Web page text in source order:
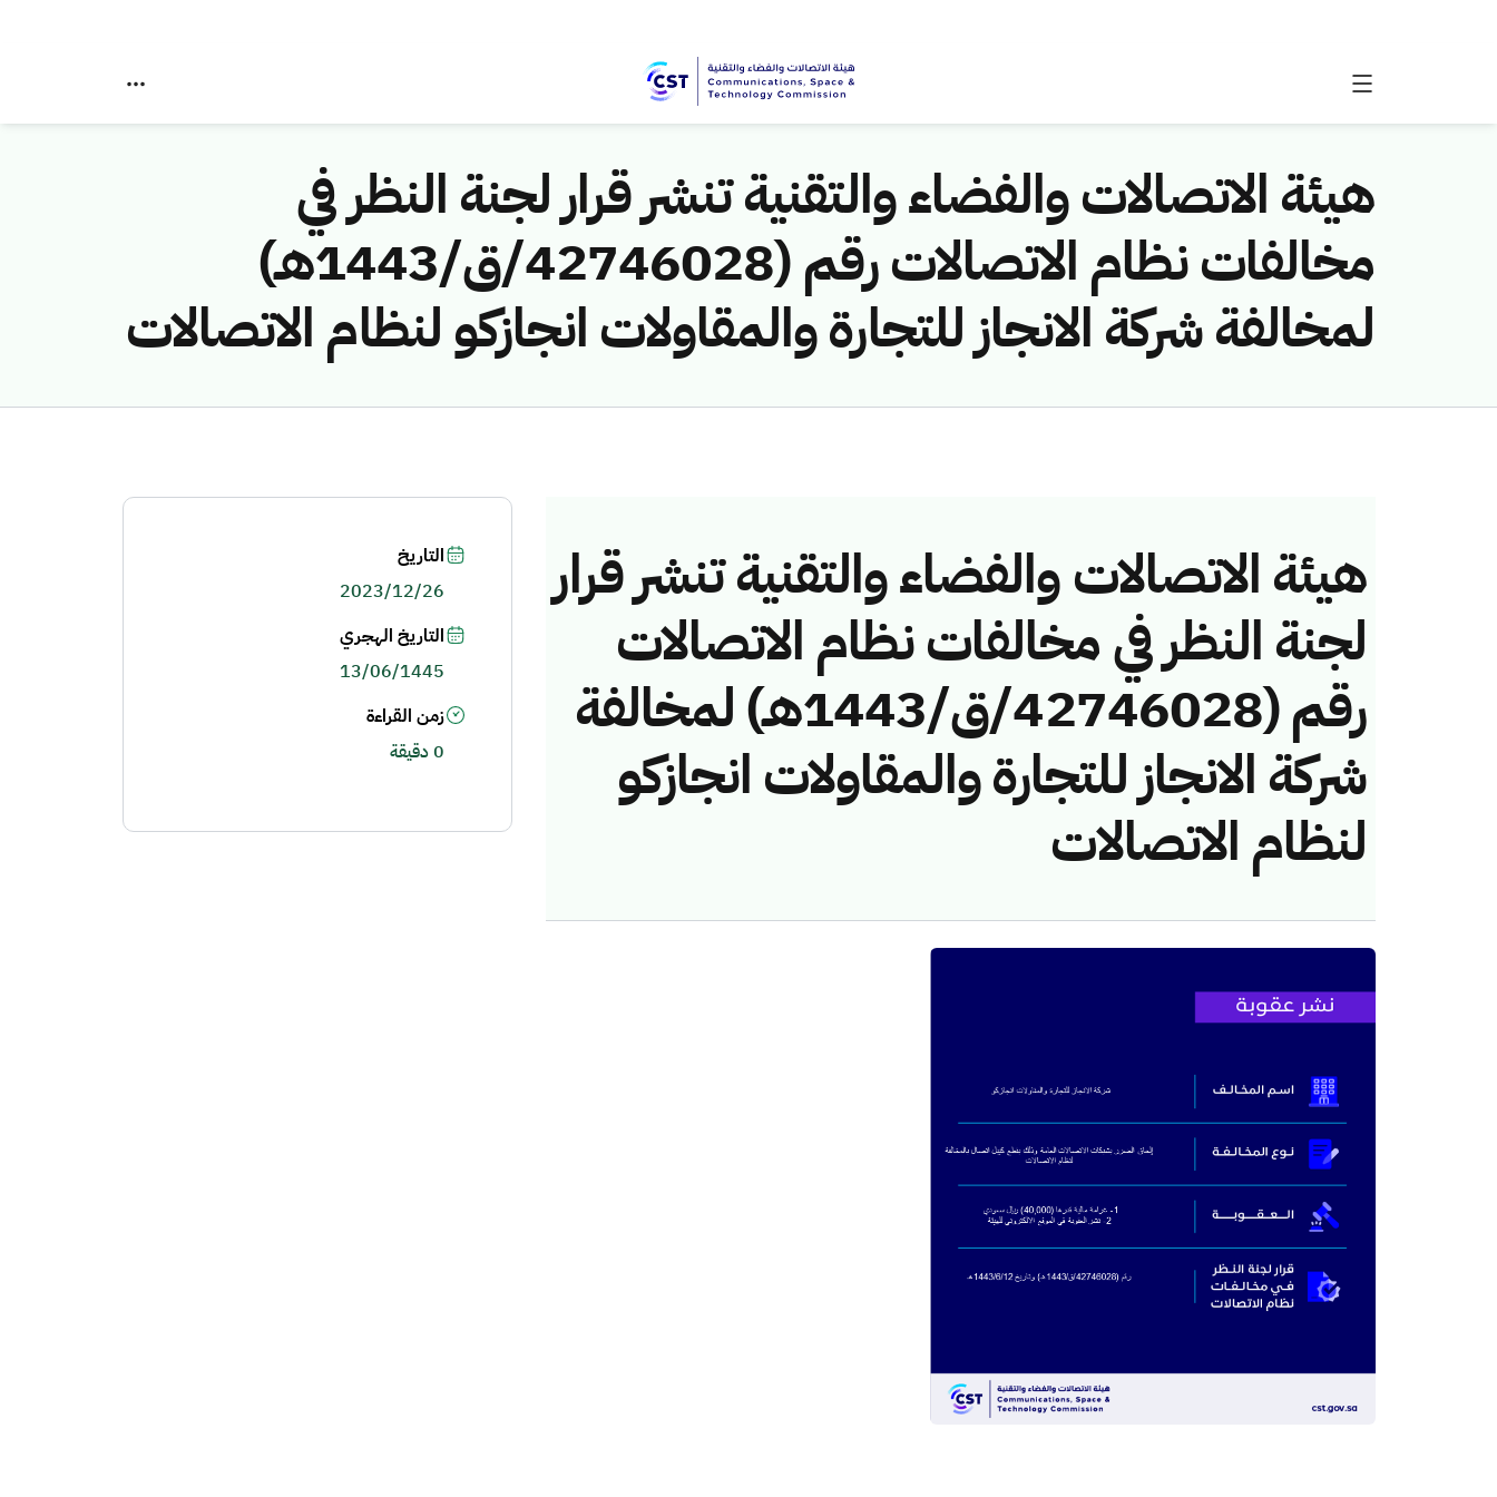
هيئة الاتصالات والفضاء والتقنية تنشر قرار لجنة النظر في
مخالفات نظام الاتصالات رقم (42746028/ق/1443هـ)
لمخالفة شركة الانجاز للتجارة والمقاولات انجازكو لنظام الاتصالات
هيئة الاتصالات والفضاء والتقنية تنشر قرار
لجنة النظر في مخالفات نظام الاتصالات
رقم (42746028/ق/1443هـ) لمخالفة
شركة الانجاز للتجارة والمقاولات انجازكو
لنظام الاتصالات
التاريخ
2023/12/26
التاريخ الهجري
13/06/1445
زمن القراءة
0 دقيقة